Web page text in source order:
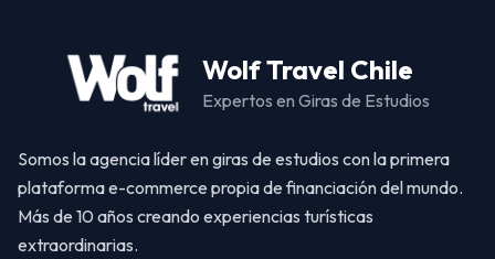
Wolf Travel Chile
Expertos en Giras de Estudios
Somos la agencia líder en giras de estudios con la primera
plataforma e-commerce propia de financiación del mundo.
Más de 10 años creando experiencias turísticas
extraordinarias.